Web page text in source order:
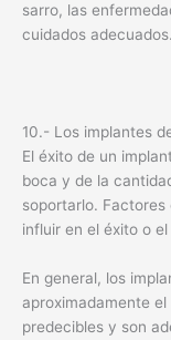
sarro, las
cuidados adecuados.
10.- Los implantes
El éxito de un
boca y de la
soportarlo.
influir en el éxito o
En general, los
aproximadamente
predecibles y son